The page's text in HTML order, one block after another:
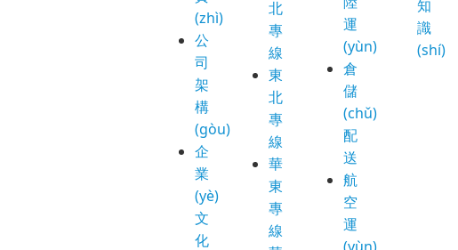
(zhì)
公
司
架
構
(gòu)
企
業
(yè)
文
化
北
專
線
東
北
專
線
華
東
專
線
運
(yùn)
倉
儲
(chǔ)
配
送
航
空
運
知
識
(shí)